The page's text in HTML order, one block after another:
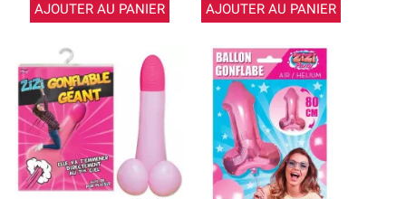
AJOUTER AU PANIER AJOUTER AU PANIER